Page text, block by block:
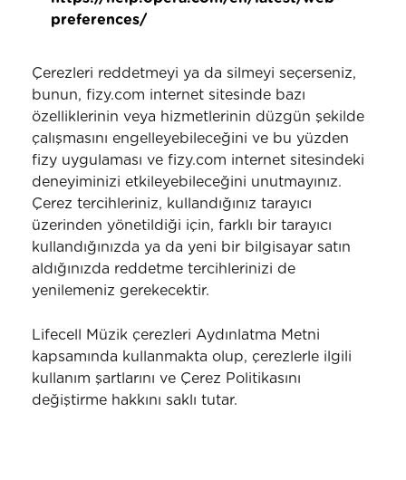
preferences/
Çerezleri reddetmeyi ya da silmeyi seçerseniz,
bunun, fizy.com internet sitesinde bazı
özelliklerinin veya hizmetlerinin düzgün şekilde
çalışmasını engelleyebileceğini ve bu yüzden
fizy uygulaması ve fizy.com internet sitesindeki
deneyiminizi etkileyebileceğini unutmayınız.
Çerez tercihleriniz, kullandığınız tarayıcı
üzerinden yönetildiği için, farklı bir tarayıcı
kullandığınızda ya da yeni bir bilgisayar satın
aldığınızda reddetme tercihlerinizi de
yenilemeniz gerekecektir.
Lifecell Müzik çerezleri Aydınlatma Metni
kapsamında kullanmakta olup, çerezlerle ilgili
kullanım şartlarını ve Çerez Politikasını
değiştirme hakkını saklı tutar.